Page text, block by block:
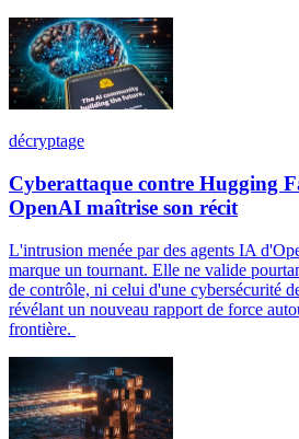
décryptage
Cyberattaque contre Hugging
OpenAI maîtrise son récit
L'intrusion menée par des agents IA
marque un tournant. Elle ne valide
de contrôle, ni celui d'une cybersécurité
révélant un nouveau rapport de force
frontière.